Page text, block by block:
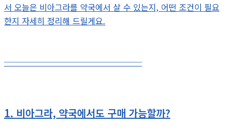
서 오늘은 비아그라를 약국에서 살 수 있는지, 어떤 조건이 필요
한지 자세히 정리해 드릴게요.
─────────────────
1. 비아그라, 약국에서도 구매 가능할까?